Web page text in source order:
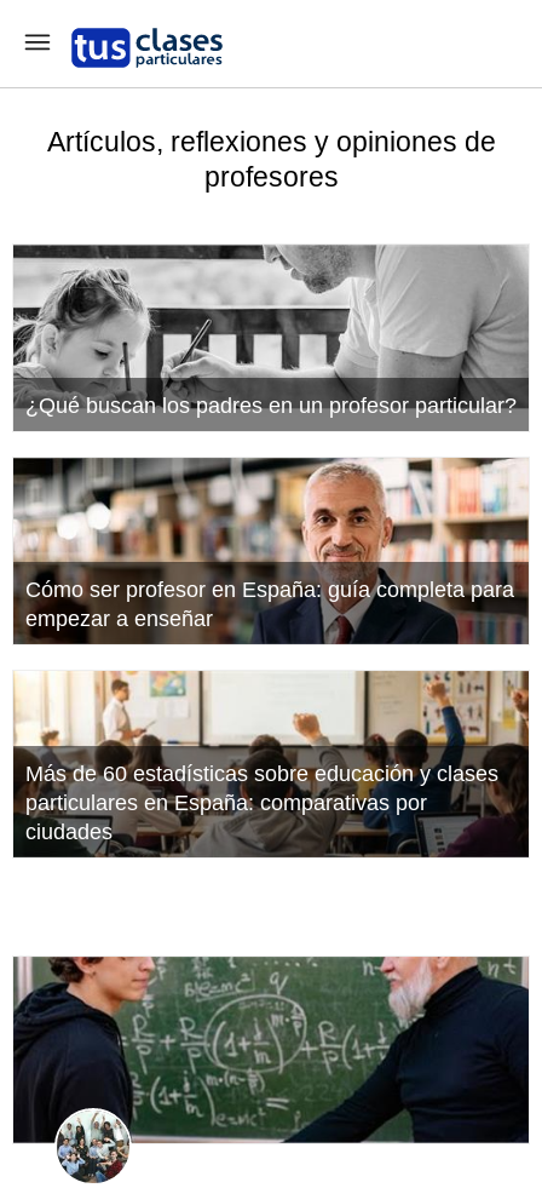
Artículos, reflexiones y opiniones de
profesores
¿Qué buscan los padres en un profesor particular?
Cómo ser profesor en España: guía completa para
empezar a enseñar
Más de 60 estadísticas sobre educación y clases
particulares en España: comparativas por
ciudades